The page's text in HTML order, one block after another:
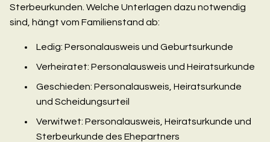
Sterbeurkunden. Welche Unterlagen dazu notwendig
sind, hängt vom Familienstand ab:
Ledig: Personalausweis und Geburtsurkunde
Verheiratet: Personalausweis und Heiratsurkunde
Geschieden: Personalausweis, Heiratsurkunde
und Scheidungsurteil
Verwitwet: Personalausweis, Heiratsurkunde und
Sterbeurkunde des Ehepartners